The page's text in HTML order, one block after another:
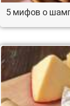
5 мифов о